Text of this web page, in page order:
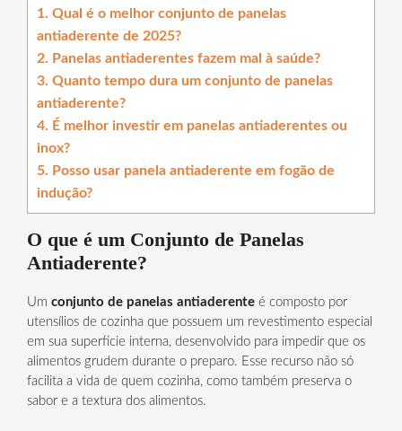
1. Qual é o melhor conjunto de panelas
antiaderente de 2025?
2. Panelas antiaderentes fazem mal à saúde?
3. Quanto tempo dura um conjunto de panelas
antiaderente?
4. É melhor investir em panelas antiaderentes ou
inox?
5. Posso usar panela antiaderente em fogão de
indução?
O que é um Conjunto de Panelas
Antiaderente?
Um conjunto de panelas antiaderente é composto por
utensílios de cozinha que possuem um revestimento especial
em sua superfície interna, desenvolvido para impedir que os
alimentos grudem durante o preparo. Esse recurso não só
facilita a vida de quem cozinha, como também preserva o
sabor e a textura dos alimentos.